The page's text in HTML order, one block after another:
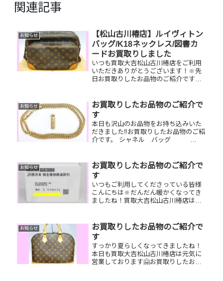
関連記事
お知らせ
【松山古川椿店】ルイヴィトン
バッグ/K18ネックレス/図書カ
ードお買取りしました
いつも買取大吉松山古川椿店をご利用
いただきありがとうございます！🔆先
日お買取りしたお品物のご紹介です。
お品物はございませんか？ぜひ買取大
吉松山古川椿店にお査定させ...
お知らせ
お買取りしたお品物のご紹介で
す
本日も沢山のお品物をお持ち込みいた
だきました‼️お買取りしたお品物のご紹
介です。 シャネル バッグ
ていないブランドバッグやジュエリ
ー、貰ったけど使わない商品券な
ど…...
お知らせ
お買取りしたお品物のご紹介で
す
いつもご利用してくださっている皆様
こんにちは🔆だんだん暖かくなってき
ましたね！買取大吉松山古川椿店は本
っているお品物はございませんか？そ
のお品物ぜひ！買取大吉松山古川椿
店...
お知らせ
お買取りしたお品物のご紹介で
す
すっかり夏らしくなってきましたね！
本日も買取大吉松山古川椿店は元気に
営業しております🤗お買取りしたお品